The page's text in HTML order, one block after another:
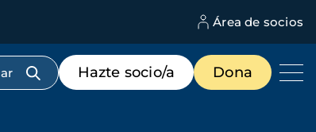
Área de socios
Menú
de
destacados
Hazte socio/a Dona